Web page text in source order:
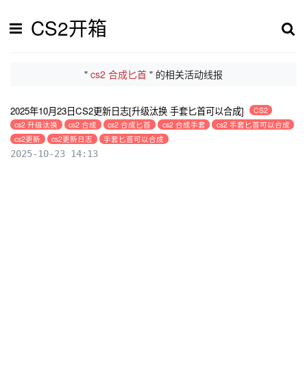
CS2开箱
" cs2 合成匕首 " 的相关活动线报
2025年10月23日CS2更新日志[升级汰换 手套匕首可以合成]
CS2
cs2 升级汰换
cs2 合成 cs2 合成匕首 cs2 合成手套
cs2 手套匕首可以合成
cs2更新
cs2更新日志 手套匕首可以合成
2025-10-23 14:13